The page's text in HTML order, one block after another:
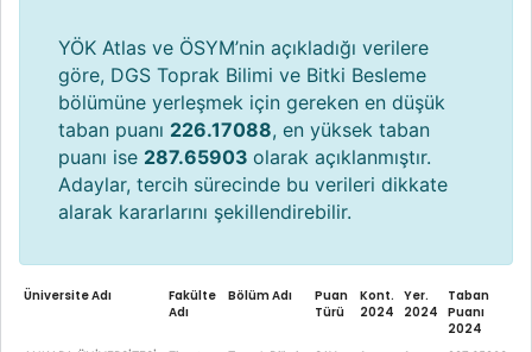
YÖK Atlas ve ÖSYM’nin açıkladığı verilere
göre, DGS Toprak Bilimi ve Bitki Besleme
bölümüne yerleşmek için gereken en düşük
taban puanı 226.17088, en yüksek taban
puanı ise 287.65903 olarak açıklanmıştır.
Adaylar, tercih sürecinde bu verileri dikkate
alarak kararlarını şekillendirebilir.
Üniversite Adı
Fakülte
Adı
Bölüm Adı
Puan
Türü
Kont.
2024
Yer.
2024
Taban
Puanı
2024